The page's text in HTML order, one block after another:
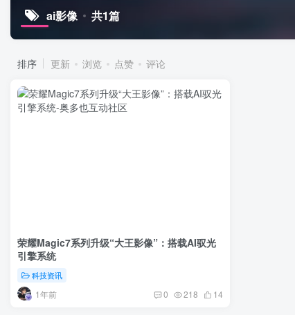
ai影像 共1篇
排序 更新 浏览 点赞 评论
荣耀Magic7系列升级“大王影像”：搭载AI驭光
引擎系统
科技资讯
1年前 0 218 14